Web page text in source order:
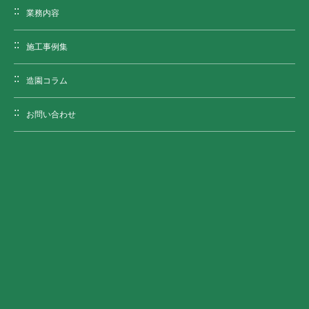
業務内容
施工事例集
造園コラム
お問い合わせ